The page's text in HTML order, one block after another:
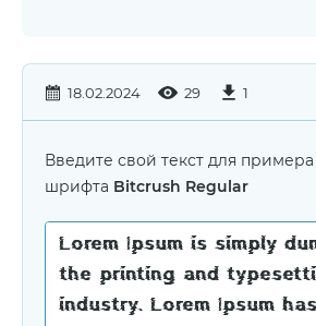
18.02.2024 29 1
Введите свой текст для примера
шрифта Bitcrush Regular